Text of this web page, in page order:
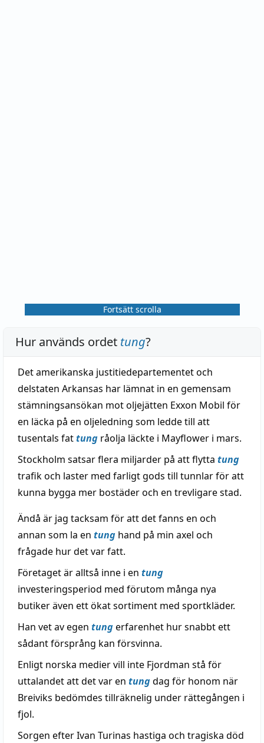
Fortsätt scrolla
Hur används ordet tung?
Det amerikanska justitiedepartementet och
delstaten Arkansas har lämnat in en gemensam
stämningsansökan mot oljejätten Exxon Mobil för
en läcka på en oljeledning som ledde till att
tusentals fattung råolja läckte i Mayflower i mars.
Stockholm satsar flera miljarder på att flytta tung
trafik och laster med farligt gods till tunnlar för att
kunna bygga mer bostäder och en trevligare stad.
Ändå är jag tacksam för att det fanns en och
annan som la en tung hand på min axel och
frågade hur det var fatt.
Företaget är alltså inne i en tung
investeringsperiod med förutom många nya
butiker även ett ökat sortiment med sportkläder.
Han vet av egen tungerfarenhet hur snabbt ett
sådant försprång kan försvinna.
Enligt norska medier vill inte Fjordman stå för
uttalandet att det var en tungdag för honom när
Breiviks bedömdes tillräknelig under rättegången i
fjol.
Sorgen efter Ivan Turinas hastiga och tragiska död